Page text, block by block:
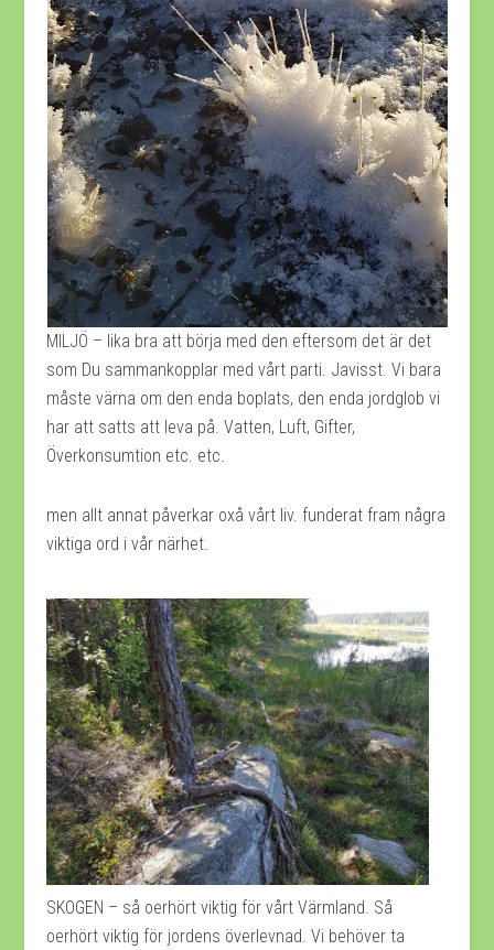
MILJÖ – lika bra att börja med den eftersom det är det
som Du sammankopplar med vårt parti. Javisst. Vi bara
måste värna om den enda boplats, den enda jordglob vi
har att satts att leva på. Vatten, Luft, Gifter,
Överkonsumtion etc. etc.
men allt annat påverkar oxå vårt liv. funderat fram några
viktiga ord i vår närhet.
SKOGEN – så oerhört viktig för vårt Värmland. Så
oerhört viktig för jordens överlevnad. Vi behöver ta